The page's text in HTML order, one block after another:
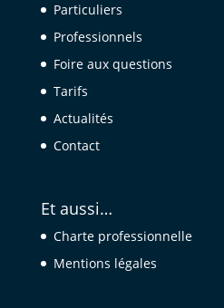
Particuliers
Professionnels
Foire aux questions
Tarifs
Actualités
Contact
Et aussi…
Charte professionnelle
Mentions légales